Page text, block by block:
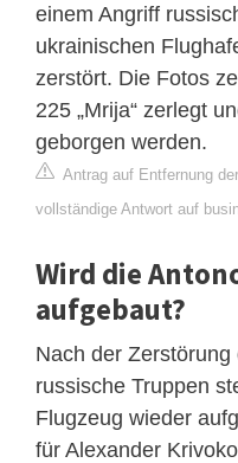
einem Angriff
ukrainischen
zerstört. Die Fotos
225 „Mrija“ zerlegt
geborgen werden.
Antrag auf Entfernung
vollständige Antwort auf
Wird die
aufgebaut?
Nach der
russische Truppen
Flugzeug wieder
für Alexander